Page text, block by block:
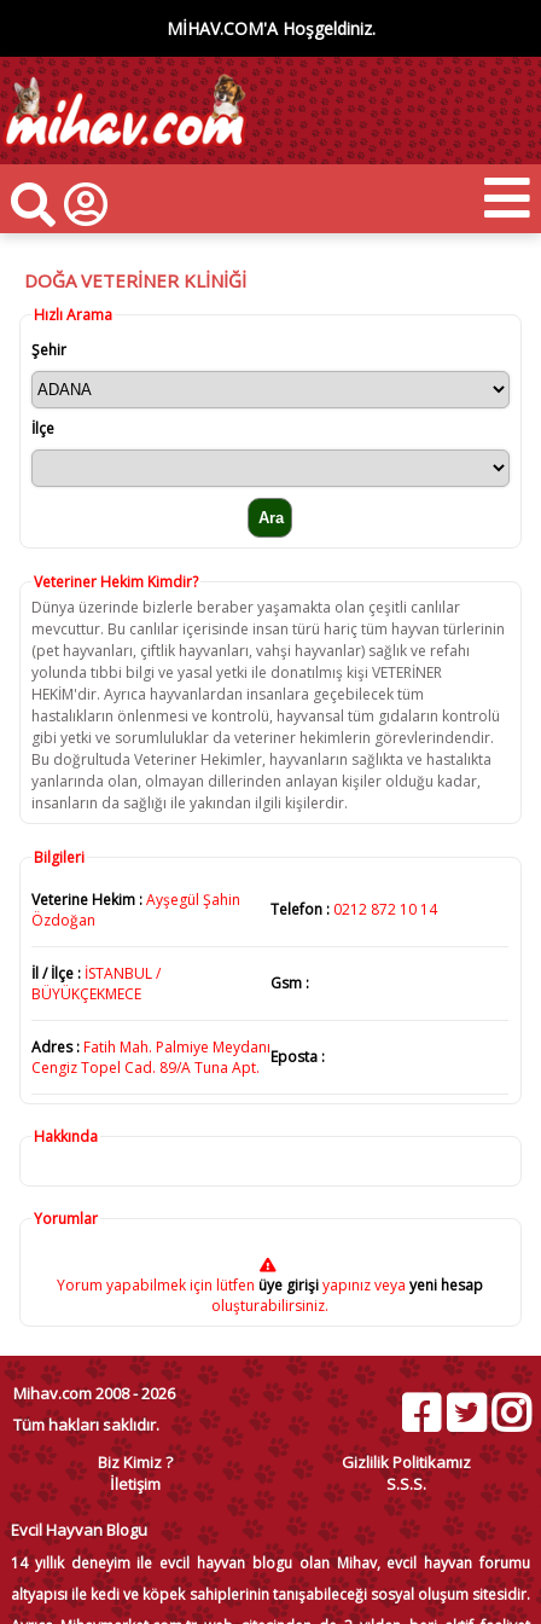
MİHAV.COM'A Hoşgeldiniz.
DOĞA VETERİNER KLİNİĞİ
Hızlı Arama
Şehir
İlçe
Veteriner Hekim Kimdir?
Dünya üzerinde bizlerle beraber yaşamakta olan çeşitli canlılar
mevcuttur. Bu canlılar içerisinde insan türü hariç tüm hayvan türlerinin
(pet hayvanları, çiftlik hayvanları, vahşi hayvanlar) sağlık ve refahı
yolunda tıbbi bilgi ve yasal yetki ile donatılmış kişi VETERİNER
HEKİM'dir. Ayrıca hayvanlardan insanlara geçebilecek tüm
hastalıkların önlenmesi ve kontrolü, hayvansal tüm gıdaların kontrolü
gibi yetki ve sorumluluklar da veteriner hekimlerin görevlerindendir.
Bu doğrultuda Veteriner Hekimler, hayvanların sağlıkta ve hastalıkta
yanlarında olan, olmayan dillerinden anlayan kişiler olduğu kadar,
insanların da sağlığı ile yakından ilgili kişilerdir.
Bilgileri
Veterine Hekim :Ayşegül Şahin
Özdoğan
Telefon : 0212 872 10 14
İl / İlçe : İSTANBUL /
BÜYÜKÇEKMECE
Gsm :
Adres :Fatih Mah. Palmiye Meydanı
Cengiz Topel Cad. 89/A Tuna Apt.
Eposta :
Hakkında
Yorumlar
Yorum yapabilmek için lütfen üye girişiyapınız veya yeni hesap
oluşturabilirsiniz.
Mihav.com 2008 - 2026
Tüm hakları saklıdır.
Biz Kimiz ?
Gizlilik Politikamız
İletişim
S.S.S.
Evcil Hayvan Blogu
14 yıllık deneyim ile evcil hayvan blogu olan Mihav, evcil hayvan forumu
altyapısı ile kedi ve köpek sahiplerinin tanışabileceği sosyal oluşum sitesidir.